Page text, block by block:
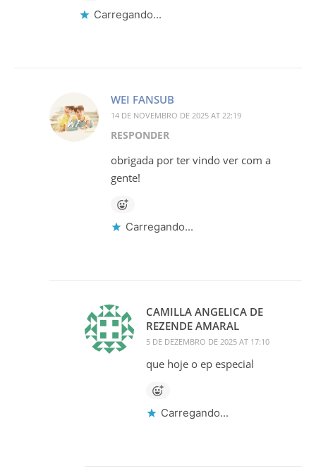
Carregando...
WEI FANSUB
14 DE NOVEMBRO DE 2025 AT 22:19
RESPONDER
obrigada por ter vindo ver com a
gente!
Carregando...
CAMILLA ANGELICA DE
REZENDE AMARAL
5 DE DEZEMBRO DE 2025 AT 17:10
que hoje o ep especial
Carregando...